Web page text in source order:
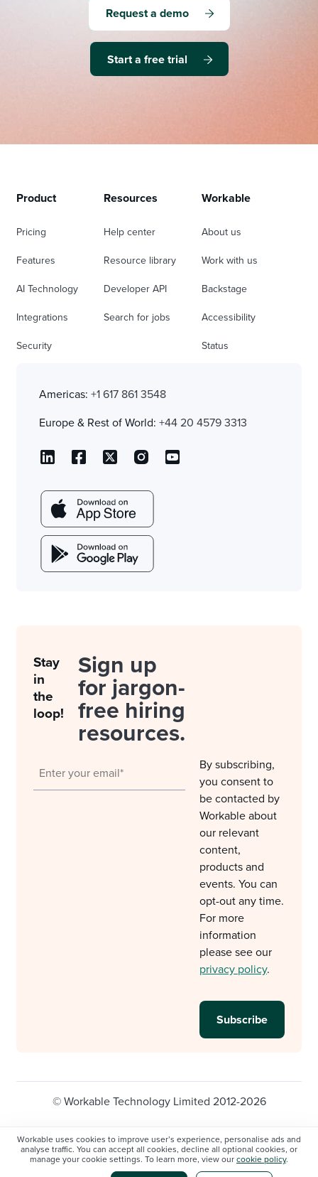
Workable uses cookies to improve user’s experience, personalise ads and
analyse traffic. You can accept all cookies, decline all optional cookies, or
manage your cookie settings. To learn more, view our cookie policy.
Request a demo
Start a free trial
Product
Pricing
Features
AI Technology
Integrations
Security
Resources
Help center
Resource library
Developer API
Search for jobs
Workable
About us
Work with us
Backstage
Accessibility
Status
Americas: +1 617 861 3548
Europe & Rest of World: +44 20 4579 3313
Stay
in
the
loop!
Sign up
for jargon-
free hiring
resources.
By subscribing,
you consent to
be contacted by
Workable about
our relevant
content,
products and
events. You can
opt-out any time.
For more
information
please see our
privacy policy.
© Workable Technology Limited 2012-2026
Privacy policy
Cookie Settings
Do not sell/share my personal information